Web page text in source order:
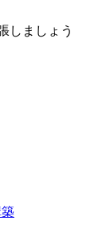
しましょう